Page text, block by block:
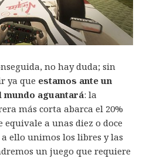
no hay duda; sin
ya que estamos ante un
aguantará: la
más corta abarca el 20%
equivale a unas diez o doce
ello unimos los libres y las
un juego que requiere